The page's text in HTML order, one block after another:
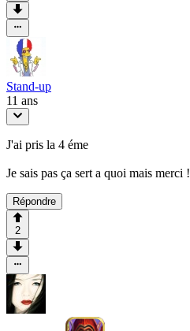
Stand-up
11 ans
J'ai pris la 4 éme
Je sais pas ça sert a quoi mais merci !
Répondre
2